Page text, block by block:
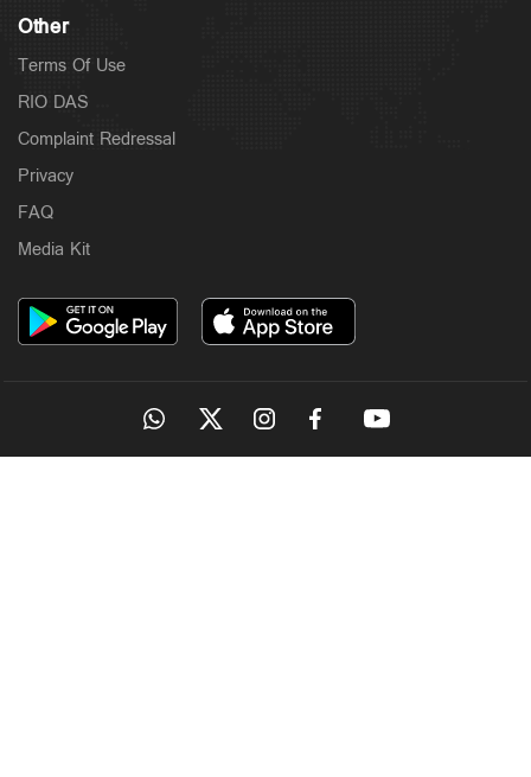
Other
Terms Of Use
RIO DAS
Complaint Redressal
Privacy
FAQ
Media Kit